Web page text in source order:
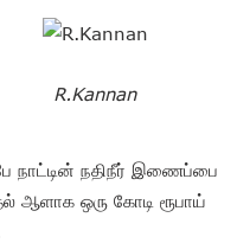
R.Kannan
நாட்டின் நதிநீர் இணைப்பை
ஆளாக ஒரு கோடி ரூபாய்